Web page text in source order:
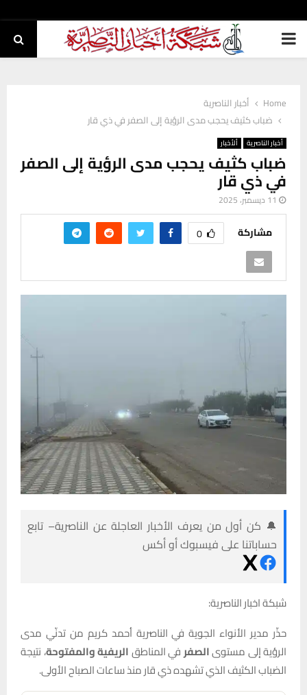
PRIMARY
Home
أخبار الناصرية
ضباب كثيف يحجب مدى الرؤية إلى الصفر في ذي قار
أخبار الناصرية ألأخبار
ضباب كثيف يحجب مدى الرؤية إلى الصفر
في ذي قار
11 ديسمبر، 2025
مشاركة 0
🔔 كن أول من يعرف الأخبار العاجلة عن الناصرية– تابع
حساباتنا على فيسبوك أو أكس
شبكة اخبار الناصرية:
حذّر مدير الأنواء الجوية في الناصرية أحمد كريم من تدنّي مدى
الرؤية إلى مستوىالصفر في المناطقالريفية والمفتوحة، نتيجة
الضباب الكثيف الذي تشهده ذي قار منذ ساعات الصباح الأولى.